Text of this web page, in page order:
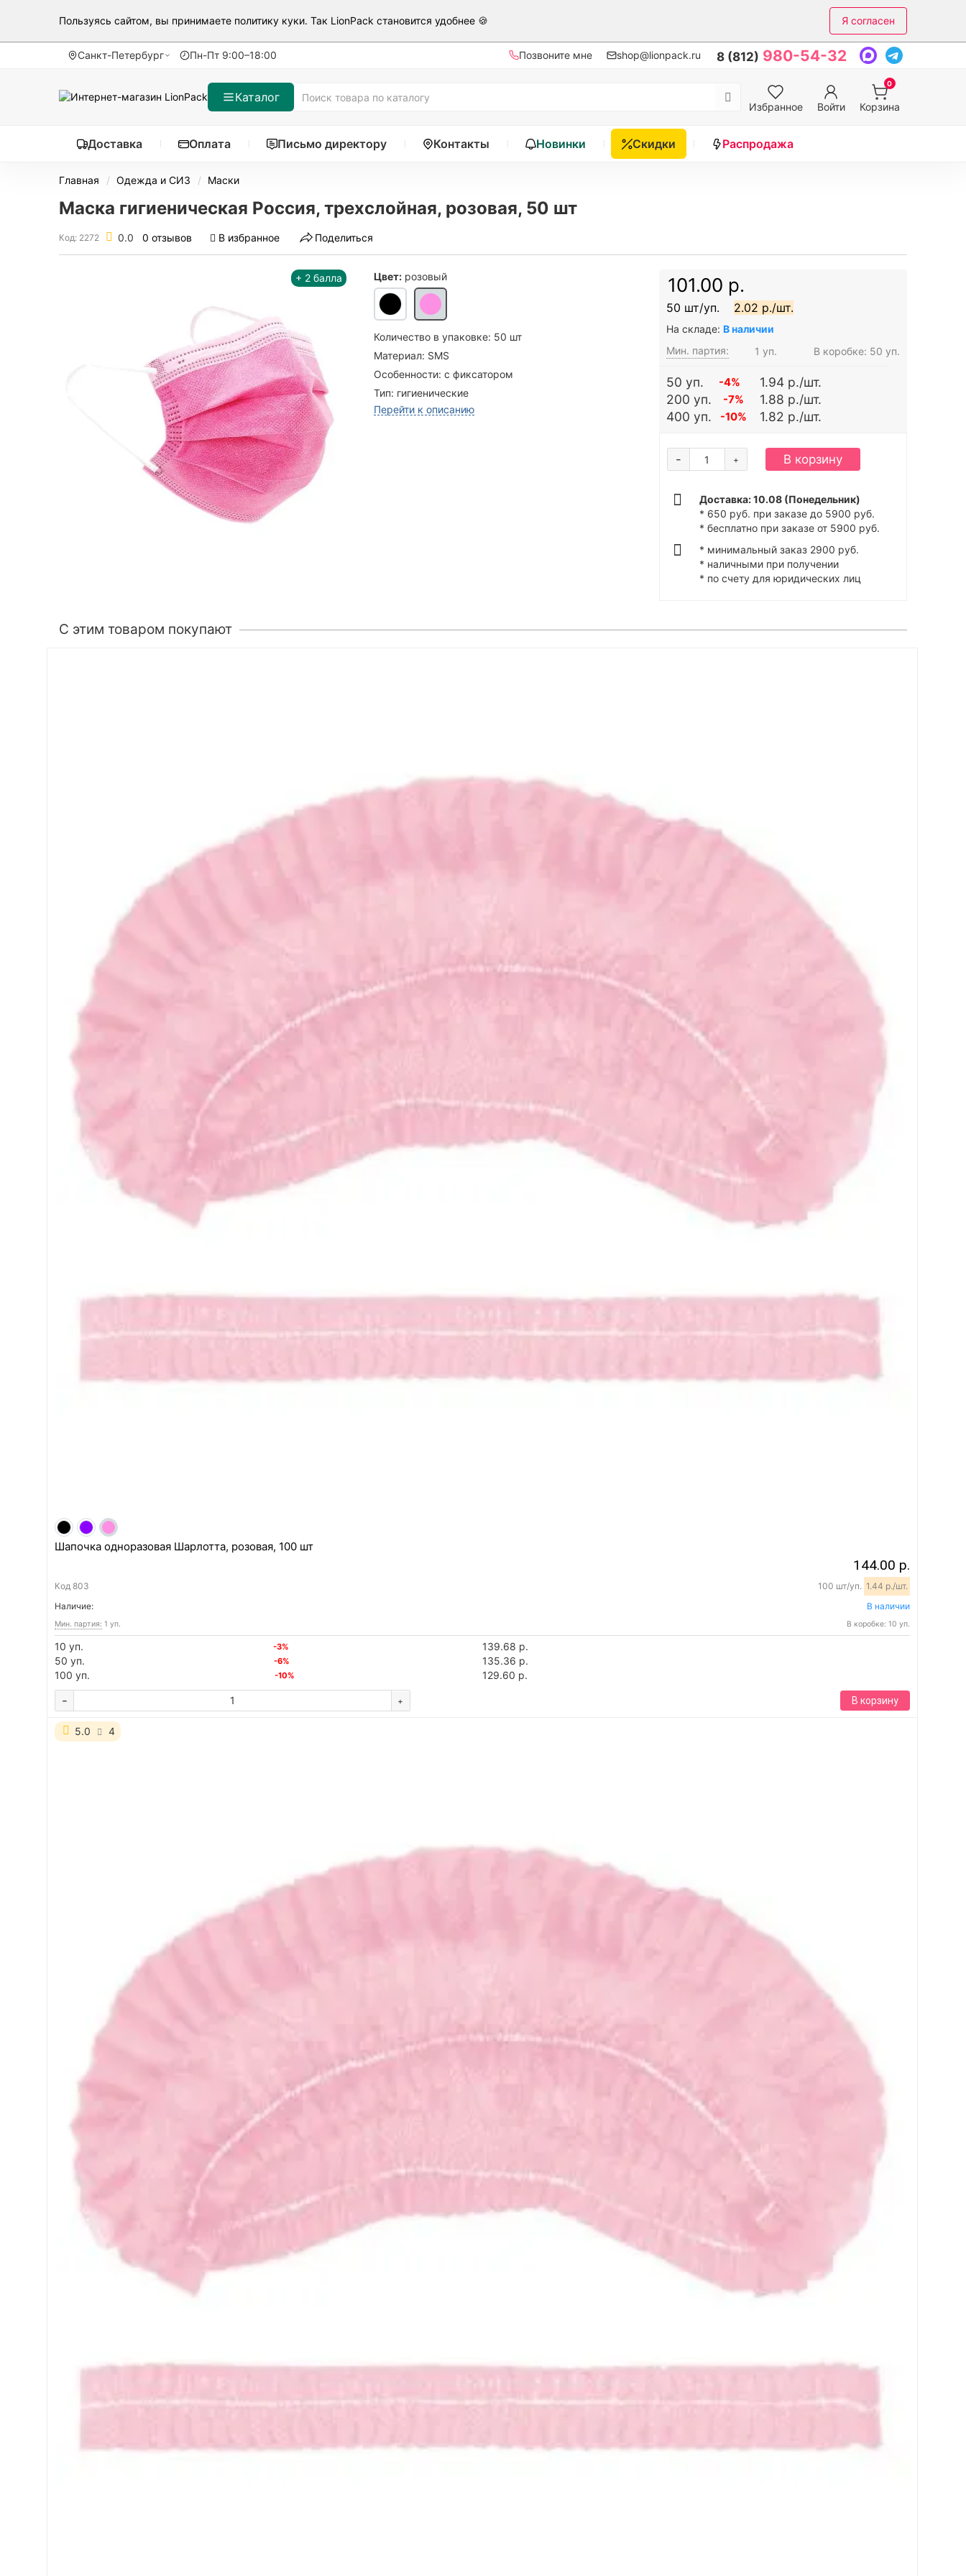
Пользуясь сайтом, вы принимаете политику куки. Так LionPack становится удобнее 🍪 Я согласен
Санкт-Петербург Пн-Пт 9:00–18:00 Позвоните мне shop@lionpack.ru 8 (812) 980-54-32
Каталог
Избранное Войти
0
Корзина
Доставка Оплата Письмо директору Контакты Новинки Скидки Распродажа
Главная Одежда и СИЗ Маски
Маска гигиеническая Россия, трехслойная, розовая, 50 шт
Код: 2272 0.0 0 отзывов В избранное Поделиться
+ 2 балла Цвет: розовый
Количество в упаковке: 50 шт
Материал: SMS
Особенности: с фиксатором
Тип: гигиенические
Перейти к описанию
101.00 р.
50 шт/уп. 2.02 р./шт.
На складе: В наличии
Мин. партия:
1 уп. В коробке: 50 уп.
50 уп. -4%
1.94 р./шт.
200 уп.
-7%
1.88 р./шт.
400 уп.
-10% 1.82 р./шт.
+
- В корзину
Доставка: 10.08 (Понедельник)
* 650 руб. при заказе до 5900 руб.
* бесплатно при заказе от 5900 руб.
* минимальный заказ 2900 руб.
* наличными при получении
* по счету для юридических лиц
C этим товаром покупают
Шапочка одноразовая Шарлотта, розовая, 100 шт
144.00 р.
Код803 100 шт/уп. 1.44 р./шт.
Наличие:
В наличии
Мин. партия: 1 уп. В коробке: 10 уп.
10 уп. -3%
139.68 р.
50 уп.
-6%
135.36 р.
100 уп.
-10% 129.60 р.
+
- В корзину
5.0 4